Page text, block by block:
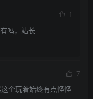
1
吗，站长
7
个玩着始终有点怪怪